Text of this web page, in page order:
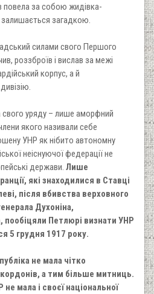
повела за собою жидівка-
загадкою.
силами свого Першого
роззброїв і вислав за межі
корпус, а й
уряду – лише аморфний
якого називали себе
УНР як нібито автономну
неіснуючої федерації не
держави. Лише
які знаходилися в Ставці
після вбивства верховного
Духоніна,
Петлюрі визнати УНР
5 грудня 1917 року.
не мала чітко
а тим більше митниць.
мала і своєї національної